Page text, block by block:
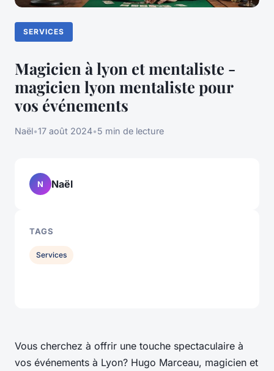
SERVICES
Magicien à lyon et mentaliste -
magicien lyon mentaliste pour
vos événements
Naël•17 août 2024•5 min de lecture
Vous cherchez à offrir une touche spectaculaire à
vos événements à Lyon? Hugo Marceau, magicien et
N Naël
TAGS
Services